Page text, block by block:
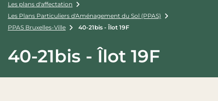
Les plans d'affectation
Les Plans Particuliers d'Aménagement du Sol (PPAS)
PPAS Bruxelles-Ville
40-21bis - Îlot 19F
40-21bis - Îlot 19F